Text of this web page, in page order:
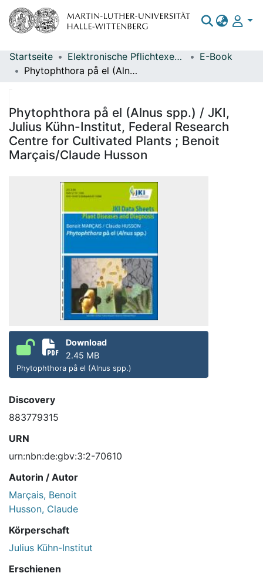
Bereiche & Sammlungen
Statistiken
Startseite Elektronische Pflichtexemplare
E-Book
Phytophthora på el (Alnus spp.) / JKI, Julius Kühn-Institut, Federal Research Centre for Cultivated Plants ; Benoit Marçais/Claude Husson
Phytophthora på el (Alnus spp.) / JKI,
Julius Kühn-Institut, Federal Research
Centre for Cultivated Plants ; Benoit
Marçais/Claude Husson
Download
2.45 MB
Phytophthora på el (Alnus spp.)
Discovery
883779315
URN
urn:nbn:de:gbv:3:2-70610
Autorin / Autor
Marçais, Benoit
Husson, Claude
Körperschaft
Julius Kühn-Institut
Erschienen